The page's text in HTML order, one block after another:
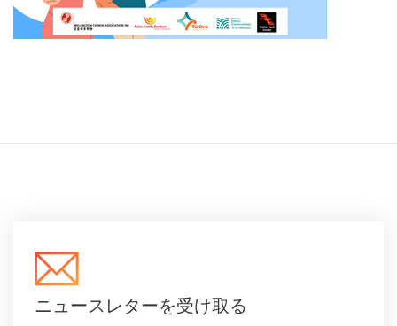
ニュースレターを受け取る